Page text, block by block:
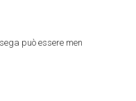
può essere men